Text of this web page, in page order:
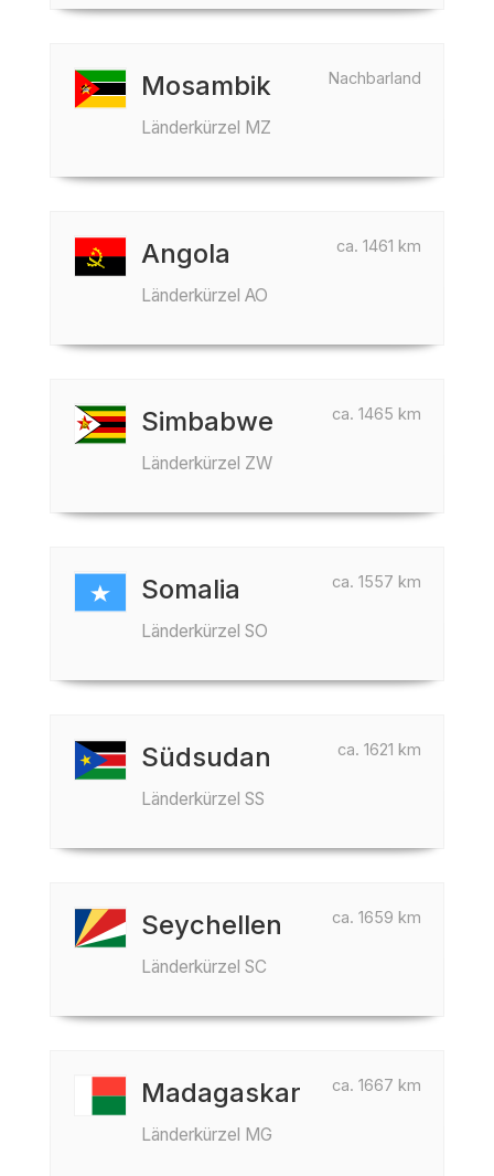
Nachbarland
Mosambik
Länderkürzel MZ
ca. 1461 km
Angola
Länderkürzel AO
ca. 1465 km
Simbabwe
Länderkürzel ZW
ca. 1557 km
Somalia
Länderkürzel SO
ca. 1621 km
Südsudan
Länderkürzel SS
ca. 1659 km
Seychellen
Länderkürzel SC
ca. 1667 km
Madagaskar
Länderkürzel MG